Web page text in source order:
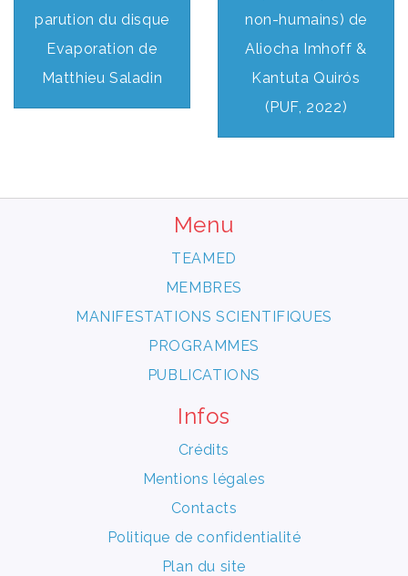
parution du disque
Evaporation de
Matthieu Saladin
non-humains) de
Aliocha Imhoff &
Kantuta Quirós
(PUF, 2022)
Menu
TEAMED
MEMBRES
MANIFESTATIONS SCIENTIFIQUES
PROGRAMMES
PUBLICATIONS
Infos
Crédits
Mentions légales
Contacts
Politique de confidentialité
Plan du site